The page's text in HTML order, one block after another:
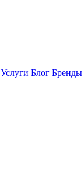
Услуги Блог Бренды